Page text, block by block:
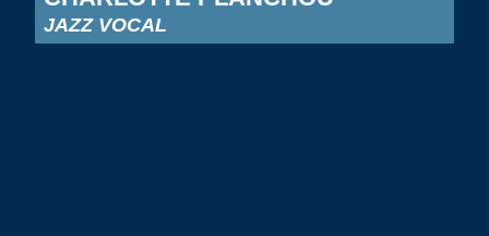
JAZZ VOCAL